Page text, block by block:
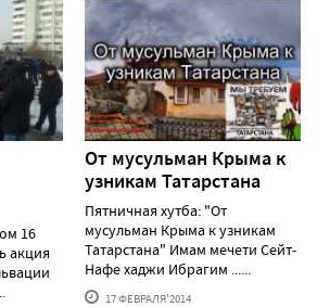
16
акция
От мусульман Крыма к
узникам Татарстана
Пятничная хутба: "От
мусульман Крыма к узникам
Татарстана" Имам мечети Сейт-
Нафе хаджи Ибрагим ......
17 ФЕВРАЛЯ'2014